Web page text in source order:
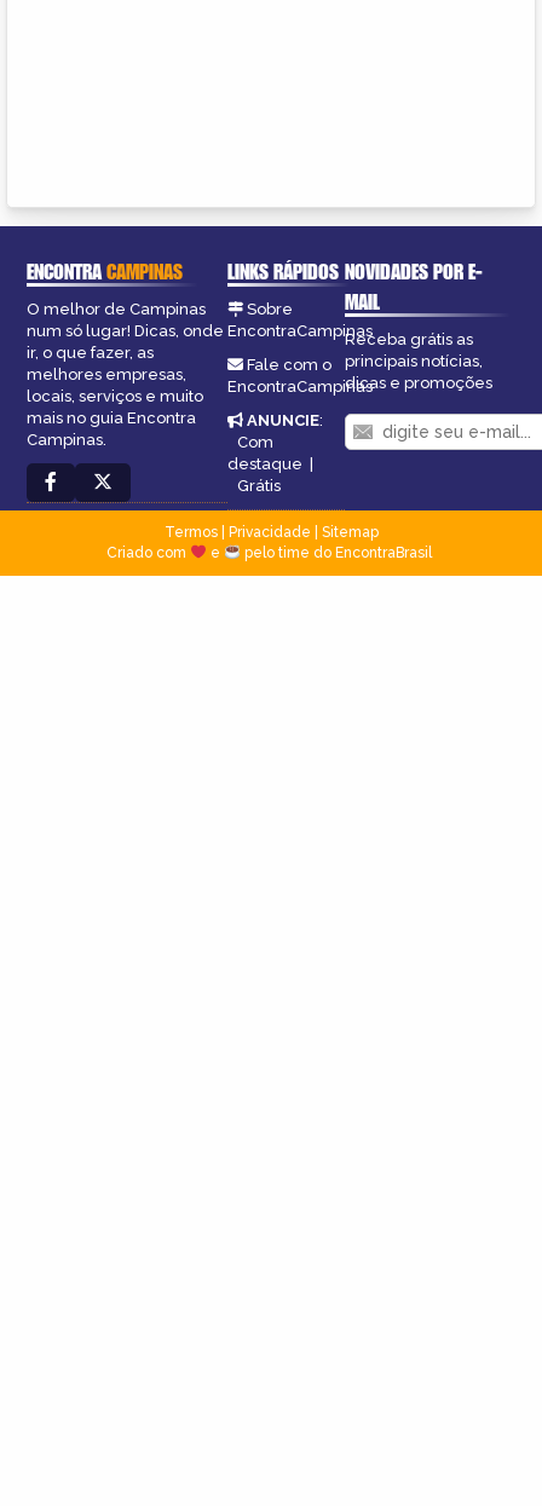
ENCONTRACAMPINAS
O melhor de Campinas
num só lugar! Dicas, onde
ir, o que fazer, as
melhores empresas,
locais, serviços e muito
mais no guia Encontra
Campinas.
LINKS RÁPIDOS
Sobre
EncontraCampinas
Fale com o
EncontraCampinas
ANUNCIE:
Com
destaque |
Grátis
NOVIDADES POR E-
MAIL
Receba grátis as
principais notícias,
dicas e promoções
Termos| Privacidade
Sitemap
Criado com
e pelo time do EncontraBrasil